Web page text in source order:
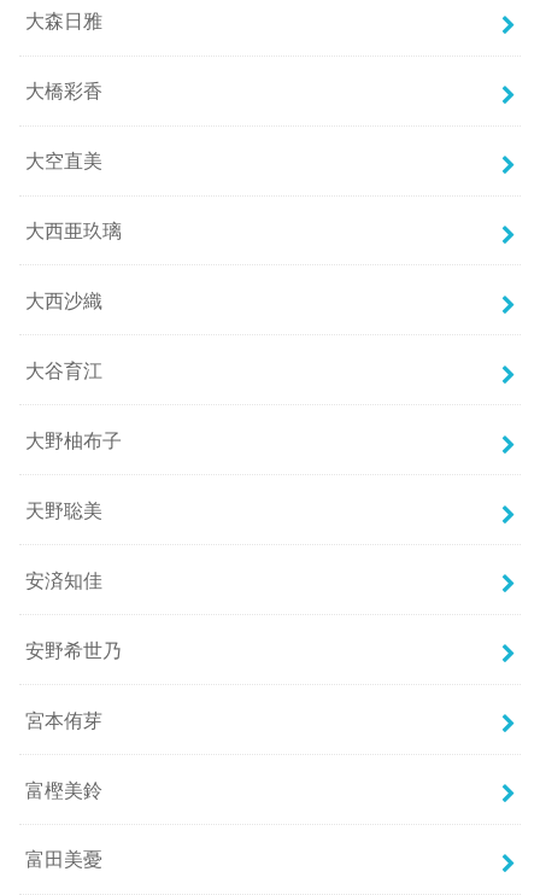
大森日雅
大橋彩香
大空直美
大西亜玖璃
大西沙織
大谷育江
大野柚布子
天野聡美
安済知佳
安野希世乃
宮本侑芽
富樫美鈴
富田美憂